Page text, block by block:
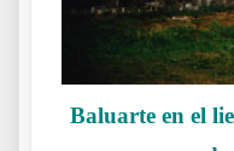
Baluarte en el